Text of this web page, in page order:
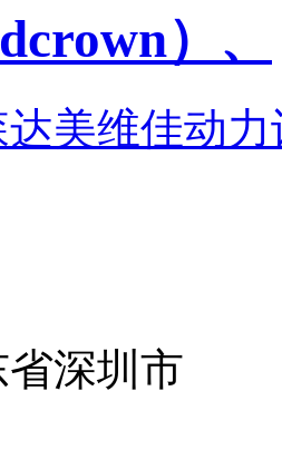
）、
美维佳动
深圳市